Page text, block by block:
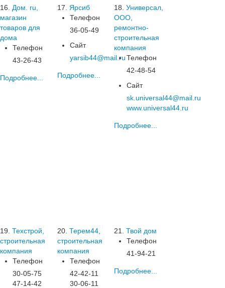
16.
Дом. ru,
магазин
товаров для
дома
Телефон
43-26-43
Подробнее...
17.
Ярсиб
Телефон
36-05-49
Сайт
yarsib44@mail.ru
Подробнее...
18. Универсал,
ООО,
ремонтно-
строительная
компания
Телефон
42-48-54
Сайт
sk.universal44@mail.ru
www.universal44.ru
Подробнее...
19. Техстрой,
строительная
компания
Телефон
30-05-75
47-14-42
20. Терем44,
строительная
компания
Телефон
42-42-11
30-06-11
21.
Твой дом
Телефон
41-94-21
Подробнее...